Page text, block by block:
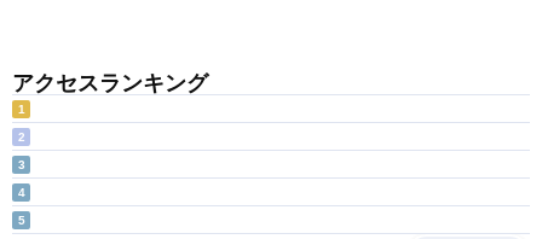
アクセスランキング
1
2
3
4
5